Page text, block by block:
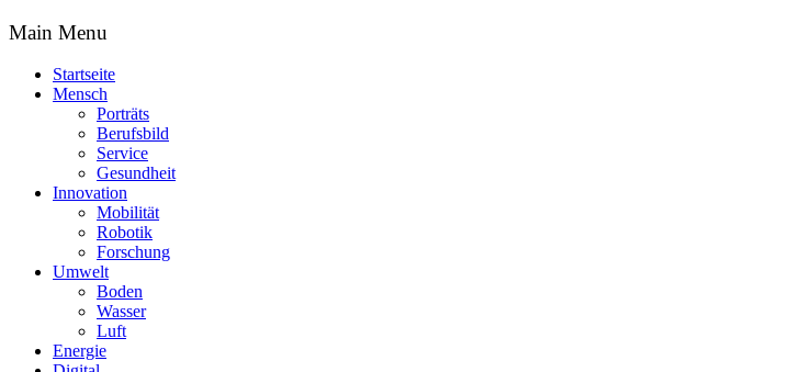
Main Menu
Startseite
Mensch
Porträts
Berufsbild
Service
Gesundheit
Innovation
Mobilität
Robotik
Forschung
Umwelt
Boden
Wasser
Luft
Energie